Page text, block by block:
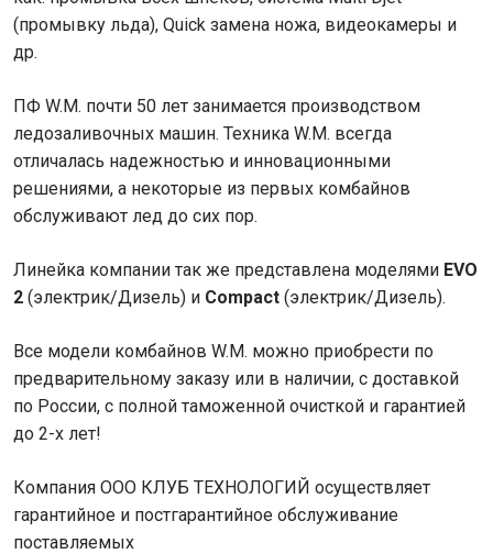
(промывку льда), Quick замена ножа, видеокамеры и
др.
ПФ W.M. почти 50 лет занимается производством
ледозаливочных машин. Техника W.M. всегда
отличалась надежностью и инновационными
решениями, а некоторые из первых комбайнов
обслуживают лед до сих пор.
Линейка компании так же представлена моделями EVO
2 (электрик/Дизель) и Compact (электрик/Дизель).
Все модели комбайнов W.M. можно приобрести по
предварительному заказу или в наличии, с доставкой
по России, с полной таможенной очисткой и гарантией
до 2-х лет!
Компания ООО КЛУБ ТЕХНОЛОГИЙ осуществляет
гарантийное и постгарантийное обслуживание
поставляемых